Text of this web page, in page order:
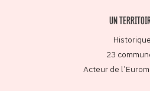
UN
Historique
23
Acteur de